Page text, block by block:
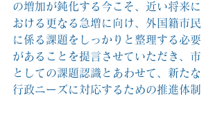
の増加が鈍化する今こそ、近い将来に
おける更なる急増に向け、外国籍市民
に係る課題をしっかりと整理する必要
があることを提言させていただき、市
としての課題認識とあわせて、新たな
行政ニーズに対応するための推進体制